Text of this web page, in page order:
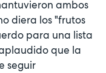
ambos
diera los "frutos
para una lista
que la
seguir